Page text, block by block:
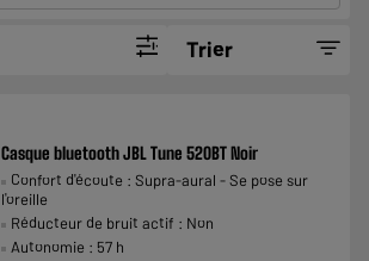
Trier
Casque bluetooth JBL Tune 520BT Noir
Confort d'écoute : Supra-aural - Se pose sur
l'oreille
Réducteur de bruit actif : Non
Autonomie : 57 h